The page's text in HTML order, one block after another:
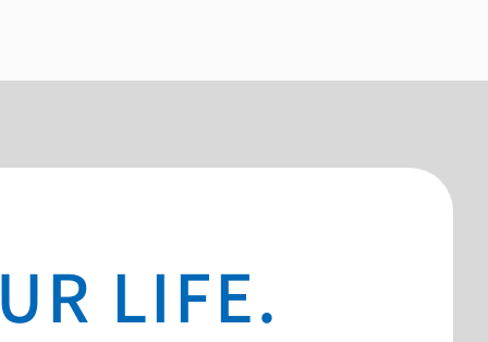
LIFE.